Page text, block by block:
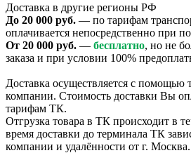
Доставка в другие регионы РФ
До 20 000 руб. — по тарифам
оплачивается непосредственно при
От 20 000 руб. — бесплатно, но не
заказа и при условии 100%
Доставка осуществляется с помощью
компании. Стоимость доставки Вы
тарифам ТК.
Отгрузка товара в ТК происходит в
время доставки до терминала ТК
компании и удалённости от г. Москва.